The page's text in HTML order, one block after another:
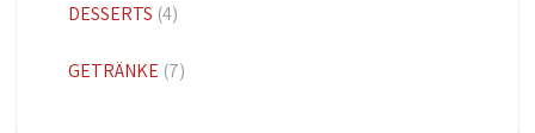
DESSERTS (4)
GETRÄNKE (7)